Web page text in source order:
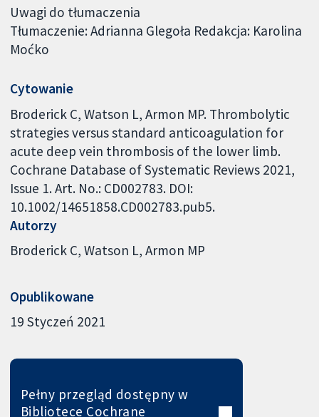
Uwagi do tłumaczenia
Tłumaczenie: Adrianna Glegoła Redakcja: Karolina
Moćko
Cytowanie
Broderick C, Watson L, Armon MP. Thrombolytic
strategies versus standard anticoagulation for
acute deep vein thrombosis of the lower limb.
Cochrane Database of Systematic Reviews 2021,
Issue 1. Art. No.: CD002783. DOI:
10.1002/14651858.CD002783.pub5.
Autorzy
Broderick C Watson L Armon MP
Opublikowane
19 Styczeń 2021
Pełny przegląd dostępny w
Bibliotece Cochrane